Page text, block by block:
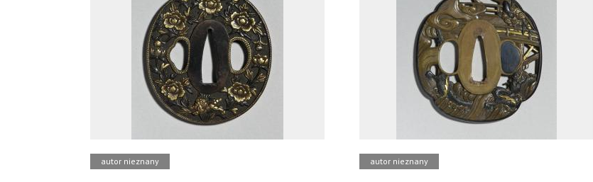
autor nieznany autor nieznany